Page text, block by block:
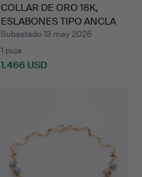
COLLAR DE ORO 18K,
ESLABONES TIPO ANCLA
GR…
Subastado 13 may 2026
1 puja
1.466 USD